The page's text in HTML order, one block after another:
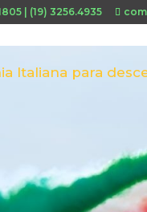
| (19) 3256.4935